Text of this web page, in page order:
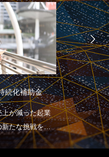
続化補助金
が減った起業
たな挑戦を応